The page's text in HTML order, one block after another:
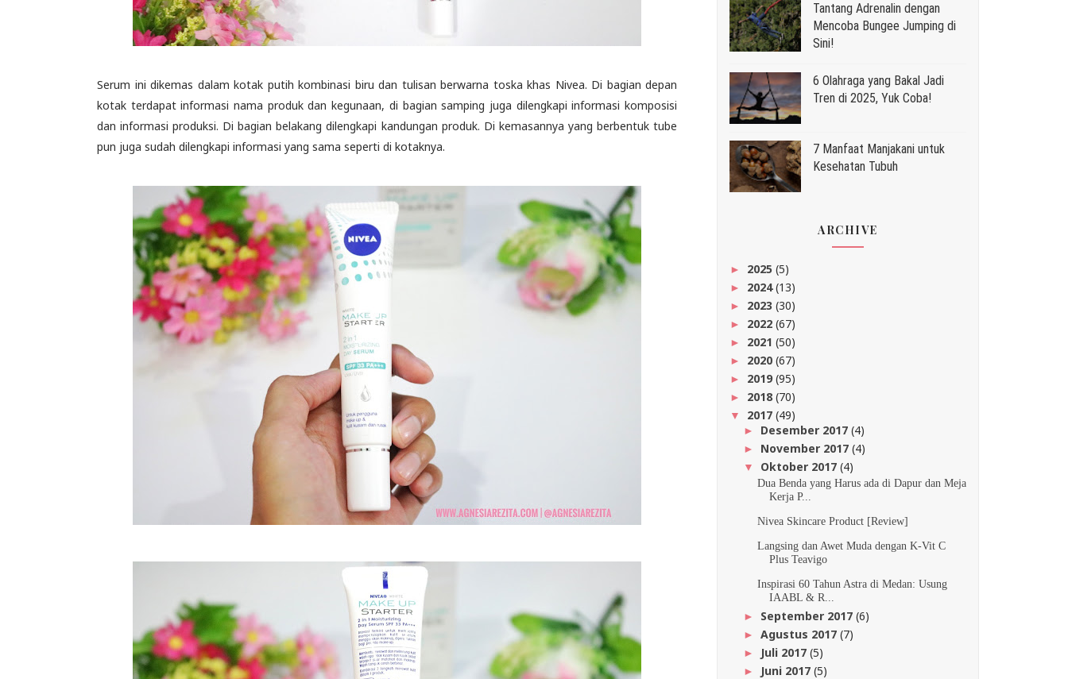
Serum ini dikemas dalam kotak putih kombinasi biru dan tulisan berwarna toska khas Nivea. Di bagian depan
kotak terdapat informasi nama produk dan kegunaan, di bagian samping juga dilengkapi informasi komposisi
dan informasi produksi. Di bagian belakang dilengkapi kandungan produk. Di kemasannya yang berbentuk tube
pun juga sudah dilengkapi informasi yang sama seperti di kotaknya.
Tantang Adrenalin dengan
Mencoba Bungee Jumping di
Sini!
6 Olahraga yang Bakal Jadi
Tren di 2025, Yuk Coba!
7 Manfaat Manjakani untuk
Kesehatan Tubuh
ARCHIVE
► 2025 (5)
► 2024(13)
► 2023 (30)
► 2022 (67)
► 2021 (50)
► 2020 (67)
► 2019(95)
► 2018 (70)
▼ 2017 (49)
► Desember 2017 (4)
► November 2017 (4)
▼ Oktober 2017 (4)
Dua Benda yang Harus ada di Dapur dan Meja
Kerja P...
Nivea Skincare Product [Review]
Langsing dan Awet Muda dengan K-Vit C
Plus Teavigo
Inspirasi 60 Tahun Astra di Medan: Usung
IAABL & R...
► September 2017 (6)
► Agustus 2017 (7)
► Juli 2017 (5)
► Juni 2017 (5)